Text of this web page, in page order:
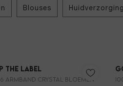
Blouses Huidverzorging
the Label
ARMBAND CRYSTAL BLOEMEN